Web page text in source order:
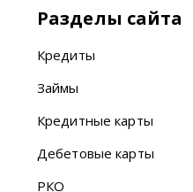
Разделы сайта
Кредиты
Займы
Кредитные карты
Дебетовые карты
РКО